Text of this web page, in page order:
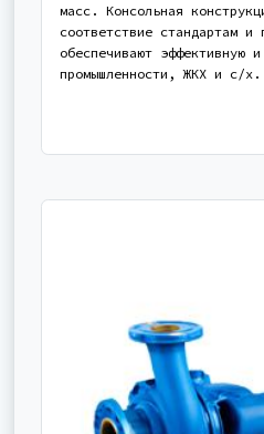
масс. Консольная
соответствие стандартам и
обеспечивают эффективную
промышленности, ЖКХ и с/х.